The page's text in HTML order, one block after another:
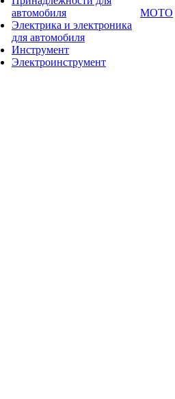
автомобиля
Электрика и электроника
для автомобиля
Инструмент
Электроинструмент
МОТО